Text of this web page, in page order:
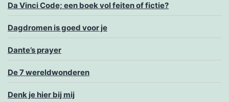
Da Vinci Code; een boek vol feiten of fictie?
Dagdromen is goed voor je
Dante’s prayer
De 7 wereldwonderen
Denk je hier bij mij